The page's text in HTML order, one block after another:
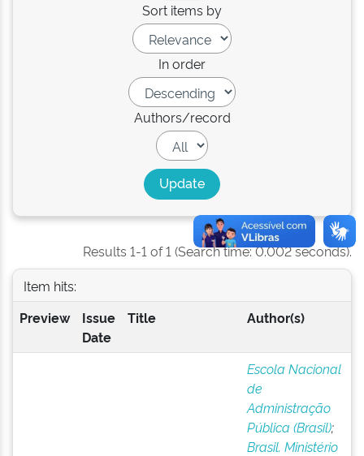
Sort items by
In order
Authors/record
Results 1-1 of 1 (Search time: 0.002 seconds).
Item hits:
Preview
Issue
Date
Title Author(s)
Escola Nacional
de
Administração
Pública (Brasil);
Brasil. Ministério